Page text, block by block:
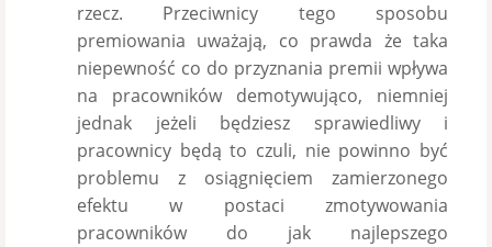
rzecz. Przeciwnicy tego sposobu
premiowania uważają, co prawda że taka
niepewność co do przyznania premii wpływa
na pracowników demotywująco, niemniej
jednak jeżeli będziesz sprawiedliwy i
pracownicy będą to czuli, nie powinno być
problemu z osiągnięciem zamierzonego
efektu w postaci zmotywowania
pracowników do jak najlepszego